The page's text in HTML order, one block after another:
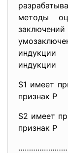
методы
индукции
S1 имеет
признак Р
S2 имеет
признак Р